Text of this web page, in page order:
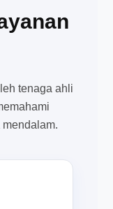
tenaga ahli